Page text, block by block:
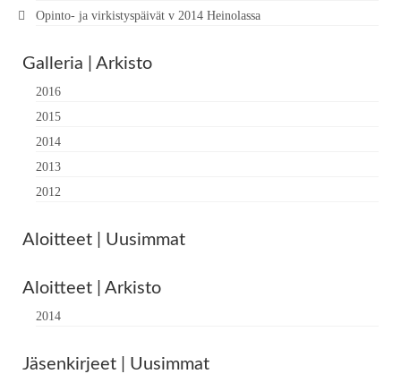
Opinto- ja virkistyspäivät v 2014 Heinolassa
Galleria | Arkisto
2016
2015
2014
2013
2012
Aloitteet | Uusimmat
Aloitteet | Arkisto
2014
Jäsenkirjeet | Uusimmat